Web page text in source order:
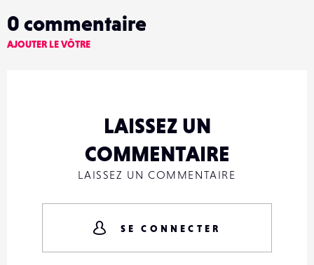
0 commentaire
AJOUTER LE VÔTRE
LAISSEZ UN
COMMENTAIRE
LAISSEZ UN COMMENTAIRE
SE CONNECTER